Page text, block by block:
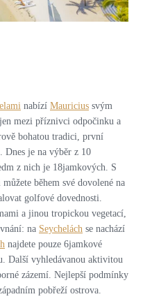
nabízí Mauricius svým
mezi příznivci odpočinku a
bohatou tradici, první
je na výběr z 10
z nich je 18jamkových. S
během své dovolené na
golfové dovednosti.
a jinou tropickou vegetací,
na Seychelách se nachází
najdete pouze 6jamkové
Další vyhledávanou aktivitou
zázemí. Nejlepší podmínky
pobřeží ostrova.